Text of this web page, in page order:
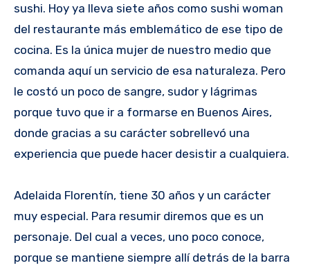
sushi. Hoy ya lleva siete años como sushi woman
del restaurante más emblemático de ese tipo de
cocina. Es la única mujer de nuestro medio que
comanda aquí un servicio de esa naturaleza. Pero
le costó un poco de sangre, sudor y lágrimas
porque tuvo que ir a formarse en Buenos Aires,
donde gracias a su carácter sobrellevó una
experiencia que puede hacer desistir a cualquiera.
Adelaida Florentín, tiene 30 años y un carácter
muy especial. Para resumir diremos que es un
personaje. Del cual a veces, uno poco conoce,
porque se mantiene siempre allí detrás de la barra